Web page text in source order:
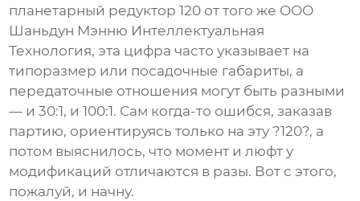
планетарный редуктор 120 от того же ООО
Шаньдун Мэнню Интеллектуальная
Технология, эта цифра часто указывает на
типоразмер или посадочные габариты, а
передаточные отношения могут быть разными
— и 30:1, и 100:1. Сам когда-то ошибся, заказав
партию, ориентируясь только на эту ?120?, а
потом выяснилось, что момент и люфт у
модификаций отличаются в разы. Вот с этого,
пожалуй, и начну.